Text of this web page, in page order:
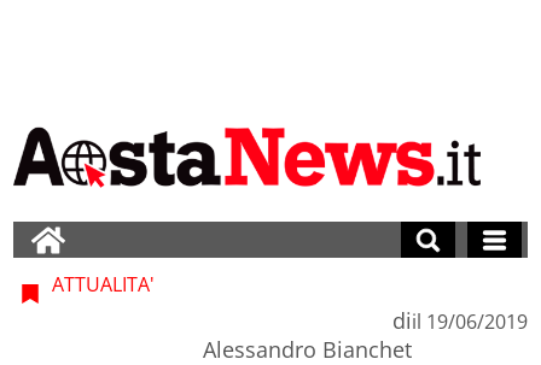
ATTUALITA'
di
Alessandro Bianchet
il 19/06/2019